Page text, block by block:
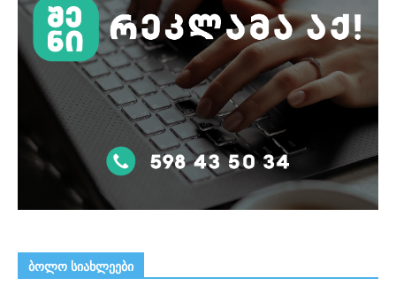
ᲑᲝᲚᲝ ᲡᲘᲐᲮᲚᲔᲔᲑᲘ